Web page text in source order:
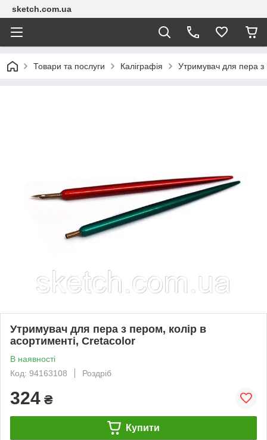
sketch.com.ua
Товари та послуги Каліграфія Утримувач для пера з
Утримувач для пера з пером, колір в
асортименті, Cretacolor
В наявності
Код: 94163108
Роздріб
324 ₴
Купити